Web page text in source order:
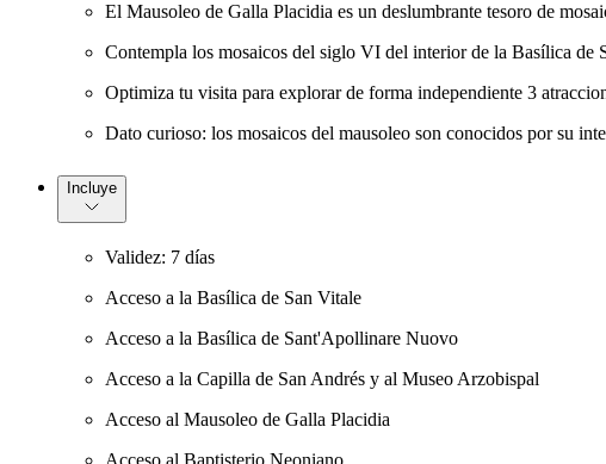
El Mausoleo de Galla Placidia es un deslumbrante tesoro de
Contempla los mosaicos del siglo VI del interior de la Basílica de
Optimiza tu visita para explorar de forma independiente 3
Dato curioso: los mosaicos del mausoleo son conocidos por su
Incluye
Validez: 7 días
Acceso a la Basílica de San Vitale
Acceso a la Basílica de Sant'Apollinare Nuovo
Acceso a la Capilla de San Andrés y al Museo Arzobispal
Acceso al Mausoleo de Galla Placidia
Acceso al Baptisterio Neoniano